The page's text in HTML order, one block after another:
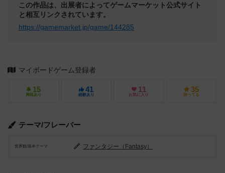
この作品は、出展者によってゲームマーケット公式サイト
と相互リンクされています。
https://gamemarket.jp/game/144285
マイボードゲーム登録者
15
興味あり
41
経験あり
11
お気に入り
35
持ってる
テーマ/フレーバー
世界観/基本テーマ ファンタジー（Fantasy）